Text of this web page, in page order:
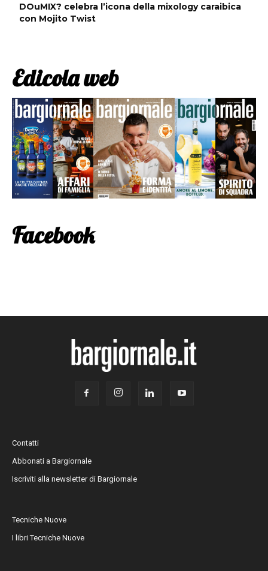
DOuMIX? celebra l’icona della mixology caraibica
con Mojito Twist
Edicola web
Facebook
Contatti
Abbonati a Bargiornale
Iscriviti alla newsletter di Bargiornale
Tecniche Nuove
I libri Tecniche Nuove